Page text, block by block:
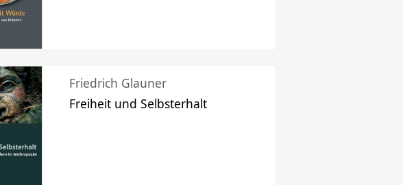
Friedrich Glauner
Freiheit und Selbsterhalt